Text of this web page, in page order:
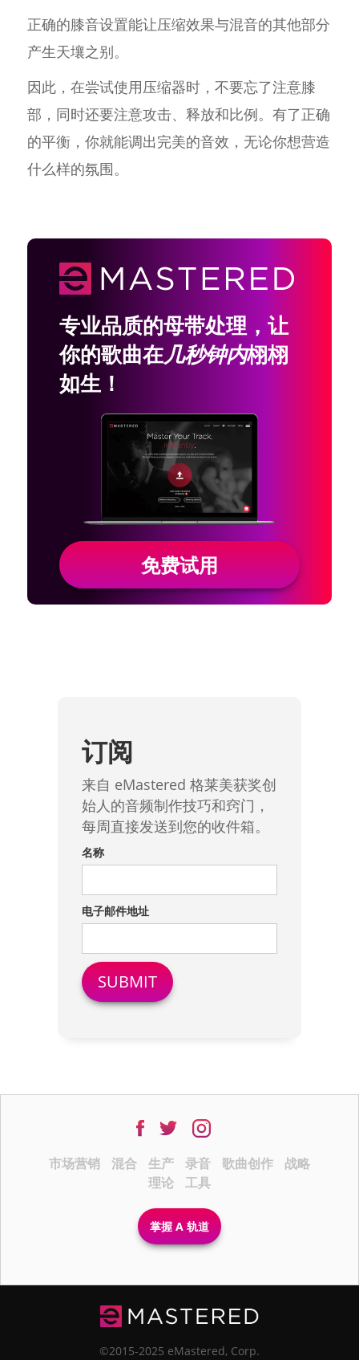
正确的膝音设置能让压缩效果与混音的其他部分
产生天壤之别。
因此，在尝试使用压缩器时，不要忘了注意膝
部，同时还要注意攻击、释放和比例。有了正确
的平衡，你就能调出完美的音效，无论你想营造
什么样的氛围。
专业品质的母带处理，让
你的歌曲在几秒钟内栩栩
如生！
免费试用
订阅
来自 eMastered 格莱美获奖创
始人的音频制作技巧和窍门，
每周直接发送到您的收件箱。
名称
电子邮件地址
市场营销 混合 生产 录音 歌曲创作
战略
理论
工具
掌握 A 轨道
©2015-2025 eMastered, Corp.